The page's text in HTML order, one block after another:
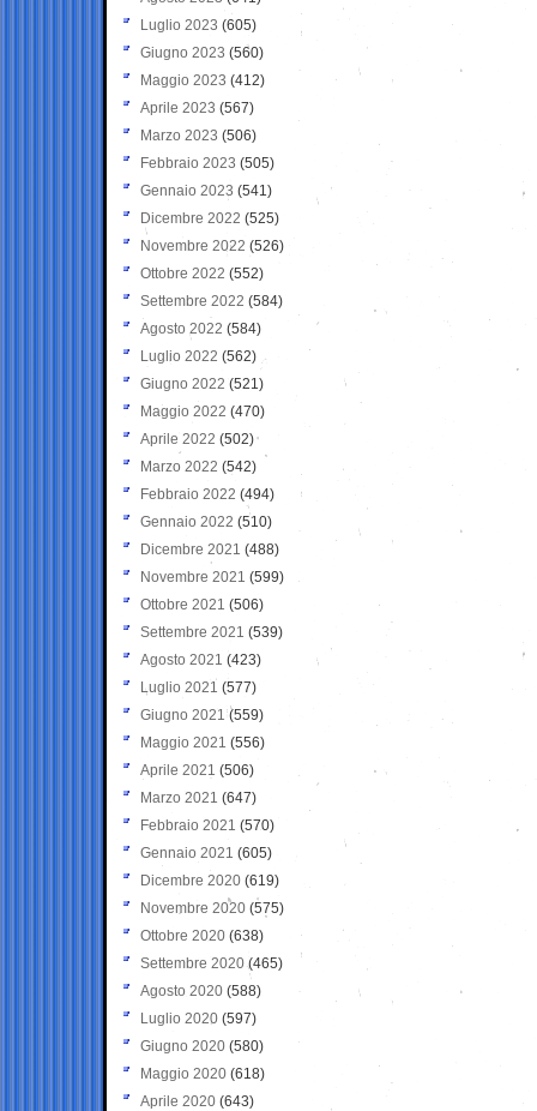
Luglio 2023 (605)
Giugno 2023 (560)
Maggio 2023 (412)
Aprile 2023 (567)
Marzo 2023 (506)
Febbraio 2023 (505)
Gennaio 2023 (541)
Dicembre 2022 (525)
Novembre 2022 (526)
Ottobre 2022 (552)
Settembre 2022 (584)
Agosto 2022 (584)
Luglio 2022 (562)
Giugno 2022 (521)
Maggio 2022 (470)
Aprile 2022 (502)
Marzo 2022 (542)
Febbraio 2022 (494)
Gennaio 2022 (510)
Dicembre 2021 (488)
Novembre 2021 (599)
Ottobre 2021 (506)
Settembre 2021 (539)
Agosto 2021 (423)
Luglio 2021 (577)
Giugno 2021(559)
Maggio 2021 (556)
Aprile 2021 (506)
Marzo 2021 (647)
Febbraio 2021 (570)
Gennaio 2021 (605)
Dicembre 2020 (619)
Novembre 2020 (575)
Ottobre 2020 (638)
Settembre 2020(465)
Agosto 2020 (588)
Luglio 2020 (597)
Giugno 2020 (580)
Maggio 2020 (618)
Aprile 2020 (643)